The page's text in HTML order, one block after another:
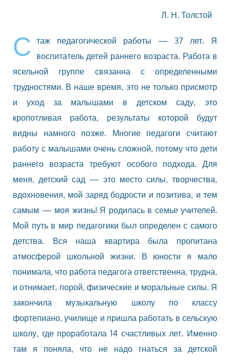
Л. Н. Толстой
С таж педагогической работы — 37 лет. Я
воспитатель детей раннего возраста. Работа в
ясельной группе связанна с определенными
трудностями. В наше время, это не только присмотр
и уход за малышами в детском саду, это
кропотливая работа, результаты которой будут
видны намного позже. Многие педагоги считают
работу с малышами очень сложной, потому что дети
раннего возраста требуют особого подхода. Для
меня, детский сад — это место силы, творчества,
вдохновения, мой заряд бодрости и позитива, и тем
самым — моя жизнь! Я родилась в семье учителей.
Мой путь в мир педагогики был определен с самого
детства. Вся наша квартира была пропитана
атмосферой школьной жизни. В юности я мало
понимала, что работа педагога ответственна, трудна,
и отнимает, порой, физические и моральные силы. Я
закончила музыкальную школу по классу
фортепиано, училище и пришла работать в сельскую
школу, где проработала 14 счастливых лет. Именно
там я поняла, что не надо гнаться за детской